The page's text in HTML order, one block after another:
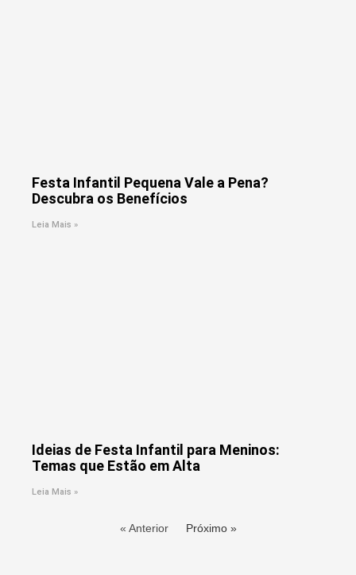
Festa Infantil Pequena Vale a Pena?
Descubra os Benefícios
Leia Mais »
Ideias de Festa Infantil para Meninos:
Temas que Estão em Alta
Leia Mais »
« Anterior Próximo »